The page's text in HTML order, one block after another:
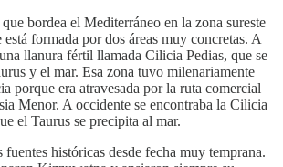
bordea el Mediterráneo en la zona sureste
formada por dos áreas muy concretas. A
llanura fértil llamada Cilicia Pedias, que se
y el mar. Esa zona tuvo milenariamente
porque era atravesada por la ruta comercial
Menor. A occidente se encontraba la Cilicia
el Taurus se precipita al mar.
fuentes históricas desde fecha muy temprana.